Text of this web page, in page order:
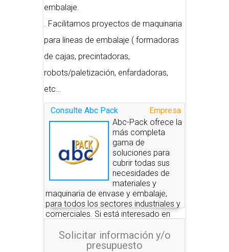
embalaje.
. Facilitamos proyectos de maquinaria
para líneas de embalaje ( formadoras
de cajas, precintadoras,
robots/paletización, enfardadoras,
etc…
Empresa
Consulte Abc Pack
Abc-Pack ofrece la
más completa
gama de
soluciones para
cubrir todas sus
necesidades de
materiales y
maquinaria de envase y embalaje,
para todos los sectores industriales y
comerciales. Si está interesado en
le pondremos en contacto con las
empresas que se los pueden
Solicitar información y/o
presupuesto